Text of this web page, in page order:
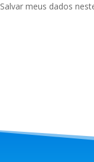
Salvar meus dados